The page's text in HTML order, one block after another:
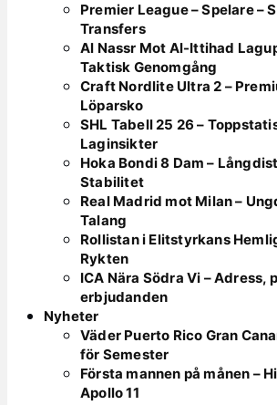
Premier League – Spelare –
Transfers
Al Nassr Mot Al-Ittihad
Taktisk Genomgång
Craft Nordlite Ultra 2 –
Löparsko
SHL Tabell 25 26 –
Laginsikter
Hoka Bondi 8 Dam –
Stabilitet
Real Madrid mot Milan –
Talang
Rollistan i Elitstyrkans
Rykten
ICA Nära Södra Vi – Adress,
erbjudanden
Nyheter
Väder Puerto Rico Gran
för Semester
Första mannen på månen –
Apollo 11